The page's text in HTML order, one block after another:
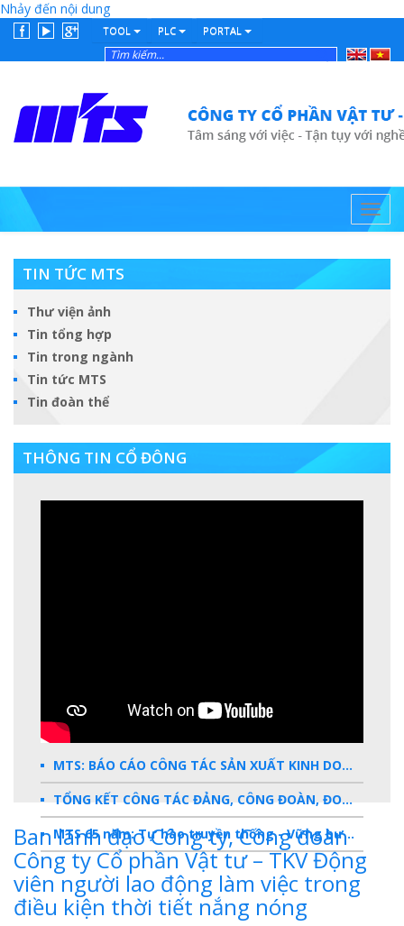
Nhảy đến nội dung
PORTAL
PLC
TOOL
English Tiếng
Việt
TIN TỨC MTS
Thư viện ảnh
Tin tổng hợp
Tin trong ngành
Tin tức MTS
Tin đoàn thể
THÔNG TIN CỔ ĐÔNG
MTS: BÁO CÁO CÔNG TÁC SẢN XUẤT KINH DOANH 2025
TỔNG KẾT CÔNG TÁC ĐẢNG, CÔNG ĐOÀN, ĐOÀN THANH NIÊN 2025
MTS 65 năm: Tự hào truyền thống - Vững bước Tương lai
Dấu ấn MTS 2024
TKV- Niềm tự hào của ngành năng lượng Việt Nam
Ban lãnh đạo Công ty, Công đoàn
Công ty Cổ phần Vật tư – TKV Động
viên người lao động làm việc trong
điều kiện thời tiết nắng nóng